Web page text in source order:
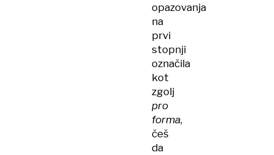
opazovanja
na
prvi
stopnji
označila
kot
zgolj
pro
forma,
češ
da